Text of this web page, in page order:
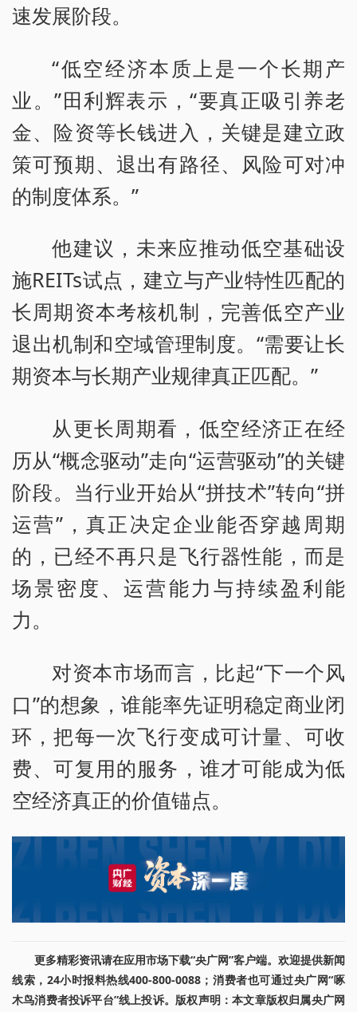
速发展阶段。
“低空经济本质上是一个长期产
业。”田利辉表示，“要真正吸引养老
金、险资等长钱进入，关键是建立政
策可预期、退出有路径、风险可对冲
的制度体系。”
他建议，未来应推动低空基础设
施REITs试点，建立与产业特性匹配的
长周期资本考核机制，完善低空产业
退出机制和空域管理制度。“需要让长
期资本与长期产业规律真正匹配。”
从更长周期看，低空经济正在经
历从“概念驱动”走向“运营驱动”的关键
阶段。当行业开始从“拼技术”转向“拼
运营”，真正决定企业能否穿越周期
的，已经不再只是飞行器性能，而是
场景密度、运营能力与持续盈利能
力。
对资本市场而言，比起“下一个风
口”的想象，谁能率先证明稳定商业闭
环，把每一次飞行变成可计量、可收
费、可复用的服务，谁才可能成为低
空经济真正的价值锚点。
更多精彩资讯请在应用市场下载“央广网”客户端。欢迎提供新闻
线索，24小时报料热线400-800-0088；消费者也可通过央广网“啄
木鸟消费者投诉平台”线上投诉。版权声明：本文章版权归属央广网